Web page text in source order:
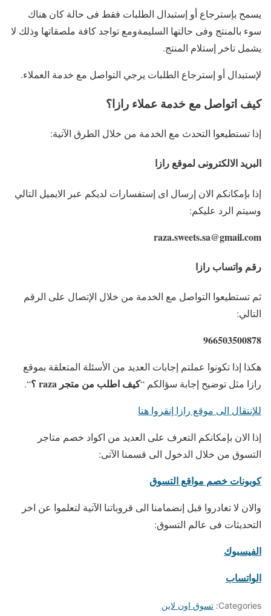
يسمح بإسترجاع أو إستبدال الطلبات فقط فى حالة كان هناك
سوء بالمنتج وفى حالتها السليمةومع تواجد كافة ملصقاتها وذلك لا
يشمل تاخر إستلام المنتج.
لإستبدال أو إسترجاع الطلبات يرجي التواصل مع خدمة العملاء.
كيف اتواصل مع خدمة عملاء رازا؟
إذا تستطيعوا التحدث مع الخدمة من خلال الطرق الآتية:
البريد الالكترونى لموقع رازا
إذا بإمكانكم الان إرسال اى إستفسارات لديكم عبر الايميل التالي
وسيتم الرد عليكم:
raza.sweets.sa@gmail.com
رقم واتساب رازا
ثم تستطيعوا التواصل مع الخدمة من خلال الإتصال على الرقم
التالي:
966503500878
هكذا إذا تكونوا عملتم إجابات العديد من الأسئلة المتعلقة بموقع
رازا مثل توضيح إجابة سؤالكم “كيف اطلب من متجر raza ؟ “.
للإنتقال الى موقع رازا إنقروا هنا
إذا الان بإمكانكم التعرف على العديد من اكواد خصم متاجر
التسوق من خلال الدخول الى قسمنا الآتى:
كوبونات خصم مواقع التسوق
والان لا تغادروا قبل إنضمامنا الى قروباتنا الآتية لتعلموا عن اخر
التحديثات فى عالم التسوق:
الفيسبوك
الواتساب
Categories: تسوق اون لاين